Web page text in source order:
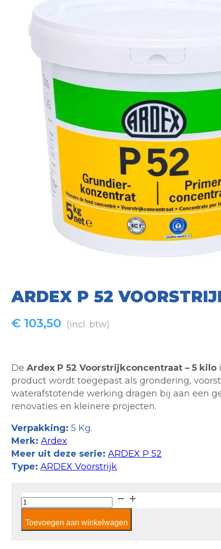
ARDEX P 52
€ 103,50 (incl. btw)
De Ardex P 52 Voorstrijkconcentraat – 5 kilo
product wordt toegepast als grondering,
waterafstotende werking dragen bij aan een
renovaties en kleinere projecten.
Verpakking: 5 Kg.
Merk: Ardex
Meer uit deze serie: ARDEX P 52
Type: ARDEX Voorstrijk
Ardex
P
52
Toevoegen aan winkelwagen